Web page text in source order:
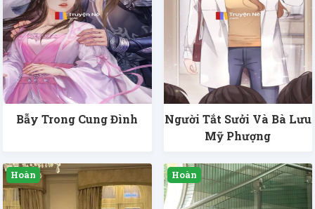
Bẫy Trong Cung Đình
Người Tắt Sưởi Và Bà Lưu
Mỹ Phượng